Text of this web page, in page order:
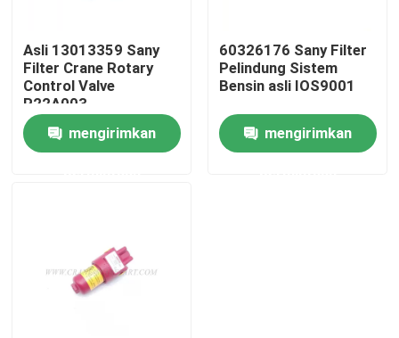
Kontrol kualitas
Hubungi kami
Suku cadang derek
Asli 13013359 Sany
Filter Crane Rotary
Control Valve
R22A003
mengirimkan
60326176 Sany Filter
Pelindung Sistem
Bensin asli IOS9001
mengirimkan